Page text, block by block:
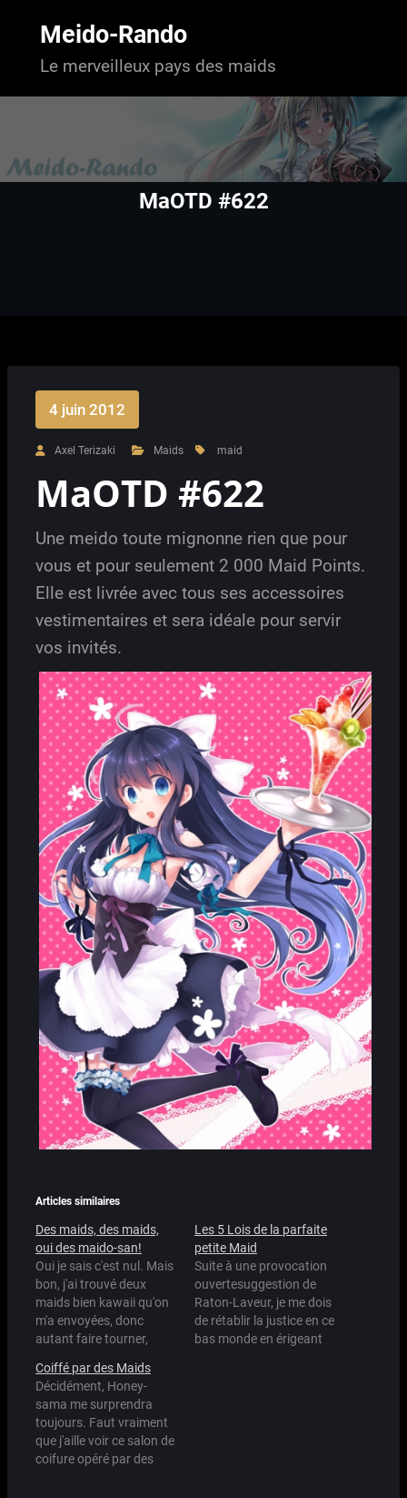
Meido-Rando
Le merveilleux pays des maids
MaOTD #622
4 juin 2012
Axel Terizaki Maids maid
MaOTD #622
Une meido toute mignonne rien que pour
vous et pour seulement 2 000 Maid Points.
Elle est livrée avec tous ses accessoires
vestimentaires et sera idéale pour servir
vos invités.
Articles similaires
Des maids, des maids,
oui des maido-san!
Oui je sais c'est nul. Mais
bon, j'ai trouvé deux
maids bien kawaii qu'on
m'a envoyées, donc
autant faire tourner,
Les 5 Lois de la parfaite
petite Maid
Suite à une provocation
ouvertesuggestion de
Raton-Laveur, je me dois
de rétablir la justice en ce
bas monde en érigeant
Coiffé par des Maids
Décidément, Honey-
sama me surprendra
toujours. Faut vraiment
que j'aille voir ce salon de
coifure opéré par des